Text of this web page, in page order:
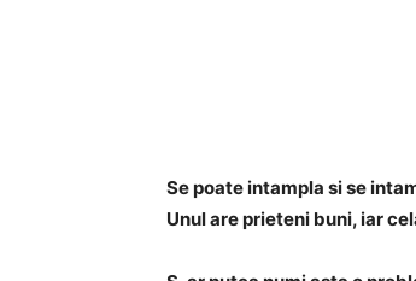
Se poate intampla si se
Unul are prieteni buni, iar